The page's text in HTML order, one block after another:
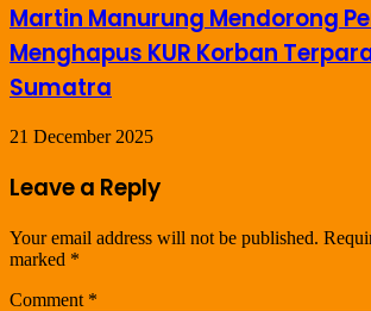
Martin Manurung Mendorong
Menghapus KUR Korban
Sumatra
21 December 2025
Leave a Reply
Your email address will not be published.
marked *
Comment *